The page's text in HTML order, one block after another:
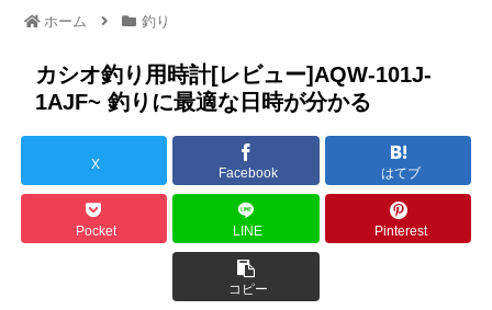
ホーム 釣り
カシオ釣り用時計[レビュー]AQW-101J-
1AJF~ 釣りに最適な日時が分かる
X
Facebook はてブ
Pocket LINE Pinterest
コピー